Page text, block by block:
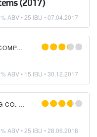
(2017)
ABV • 25 IBU •07.04.2017
GIGANTIC BREWING COMPANY JING A (京A)
ABV • 15 IBU •30.12.2017
CO. MOONZEN BREWERY
ABV • 25 IBU •28.06.2018